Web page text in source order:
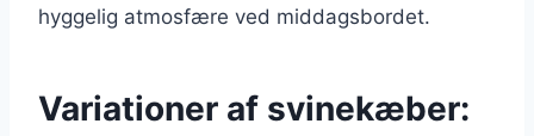
hyggelig atmosfære ved middagsbordet.
Variationer af svinekæber: